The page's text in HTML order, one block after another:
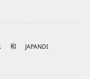
和
JAPANDI